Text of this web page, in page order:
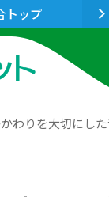
トップ
わりを大切にし